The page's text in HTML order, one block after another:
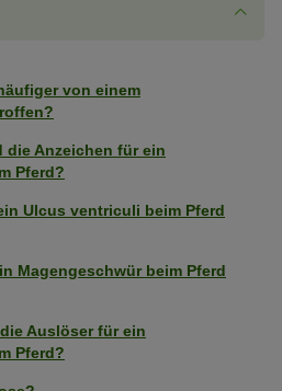
von einem
die Anzeichen für ein
Pferd?
Ulcus ventriculi beim Pferd
Magengeschwür beim Pferd
Auslöser für ein
Pferd?